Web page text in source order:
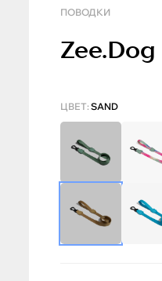
ПОВОДКИ
Zee.Dog
ЦВЕТ: SAND